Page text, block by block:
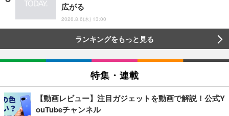
広がる
2026.8.6(木) 13:00
ランキングをもっと見る
特集・連載
【動画レビュー】注目ガジェットを動画で解説！公式Y
ouTubeチャンネル